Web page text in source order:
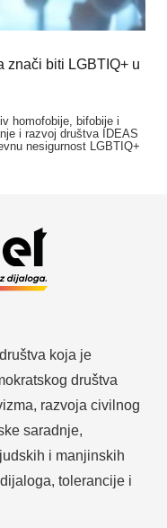
znači biti LGBTIQ+ u
homofobije, bifobije i
i razvoj društva IDEAS
nesigurnost LGBTIQ+
koja je
društva
razvoja civilnog
saradnje,
i manjinskih
tolerancije i